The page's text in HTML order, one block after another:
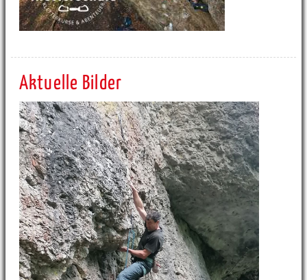
Aktuelle Bilder